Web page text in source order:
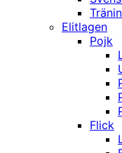
Elitlagen
Pojk
Flick